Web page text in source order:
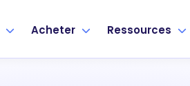
Acheter Ressources